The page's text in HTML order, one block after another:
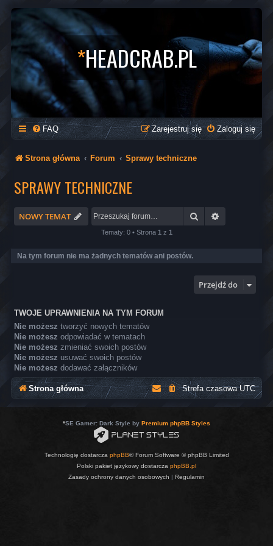
*HEADCRAB.PL
FAQ Zaloguj się
Zarejestruj się
Strona główna Forum Sprawy techniczne
SPRAWY TECHNICZNE
NOWY TEMAT Szukaj
Tematy: 0 • Strona 1 z 1
Na tym forum nie ma żadnych tematów ani postów.
Przejdź do
TWOJE UPRAWNIENIA NA TYM FORUM
Nie możesz tworzyć nowych tematów
Nie możesz odpowiadać w tematach
Nie możesz zmieniać swoich postów
Nie możesz usuwać swoich postów
Nie możesz dodawać załączników
Strona główna Strefa czasowaUTC
*SE Gamer: Dark Style by Premium phpBB Styles
Technologię dostarcza phpBB® Forum Software © phpBB Limited
Polski pakiet językowy dostarcza phpBB.pl
Zasady ochrony danych osobowych | Regulamin